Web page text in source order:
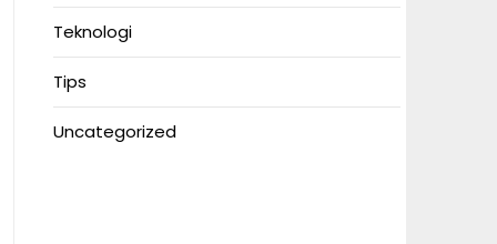
Teknologi
Tips
Uncategorized